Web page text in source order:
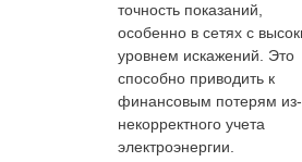
точность показаний,
особенно в сетях с
уровнем искажений. Это
способно приводить к
финансовым потерям
некорректного учета
электроэнергии.